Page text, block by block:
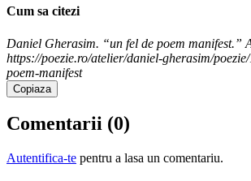
Cum sa citezi
Daniel Gherasim. “un fel de poem manifest.”
https://poezie.ro/atelier/daniel-gherasim/
poem-manifest
Copiaza
Comentarii (0)
Autentifica-te pentru a lasa un comentariu.